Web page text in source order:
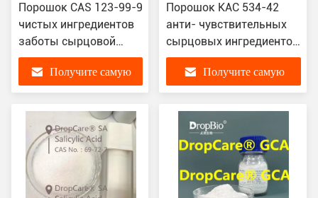
Порошок CAS 123-99-9
чистых ингредиентов
заботы сырцовой
кожи Azelaic
Получите самую
Порошок КАС 534-42
анти- чувствительных
сырцовых ингредиентов
ухода за кожей
Малтобионовая кислота
95%
Получите самую